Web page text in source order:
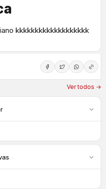
kkkkkkkkkkkkkkkkkkk
Ver todos →